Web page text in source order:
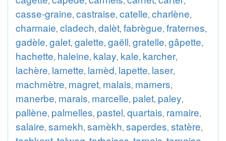
casse-graine, castraise, catelle, charlène,
charmaie, cladech, dalèt, fabrègue, fraternes,
gadèle, galet, galette, gaëll, gratelle, gâpette,
hachette, haleine, kalay, kale, karcher,
lachère, lamette, lamèd, lapette, laser,
machmètre, magret, malais, mamers,
manerbe, marais, marcelle, palet, paley,
pallène, palmelles, pastel, quartais, ramaire,
salaire, samekh, samèkh, saperdes, statère,